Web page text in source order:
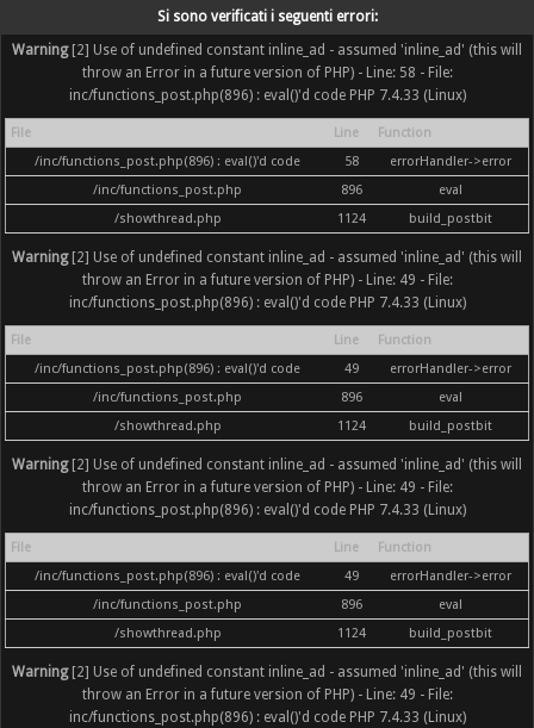
Si sono verificati i seguenti errori:
Warning[2] Use of undefined constant inline_ad - assumed 'inline_ad' (this will
throw an Error in a future version of PHP) - Line: 58 - File:
inc/functions_post.php(896) : eval()'d code PHP 7.4.33 (Linux)
File Line
Function
/inc/functions_post.php(896) : eval()'d code
58
errorHandler->error
/inc/functions_post.php
896
eval
/showthread.php
1124 build_postbit
Warning[2] Use of undefined constant inline_ad - assumed 'inline_ad' (this will
throw an Error in a future version of PHP) - Line: 49 - File:
inc/functions_post.php(896) : eval()'d code PHP 7.4.33 (Linux)
File Line
Function
/inc/functions_post.php(896) : eval()'d code
49
errorHandler->error
/inc/functions_post.php
896
eval
/showthread.php
1124 build_postbit
Warning[2] Use of undefined constant inline_ad - assumed 'inline_ad' (this will
throw an Error in a future version of PHP) - Line: 49 - File:
inc/functions_post.php(896) : eval()'d code PHP 7.4.33 (Linux)
File Line
Function
/inc/functions_post.php(896) : eval()'d code
49
errorHandler->error
/inc/functions_post.php
896
eval
/showthread.php
1124 build_postbit
Warning[2] Use of undefined constant inline_ad - assumed 'inline_ad' (this will
throw an Error in a future version of PHP) - Line: 49 - File:
inc/functions_post.php(896) : eval()'d code PHP 7.4.33 (Linux)